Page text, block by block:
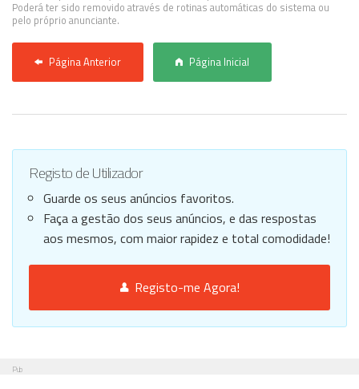
Poderá ter sido removido através de rotinas automáticas do sistema ou
pelo próprio anunciante.
Página Anterior Página Inicial
Registo de Utilizador
Guarde os seus anúncios favoritos.
Faça a gestão dos seus anúncios, e das respostas
aos mesmos, com maior rapidez e total comodidade!
Registo-me Agora!
Pub